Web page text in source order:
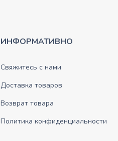
ИНФОРМАТИВНО
Свяжитесь с нами
Доставка товаров
Возврат товара
Политика конфиденциальности